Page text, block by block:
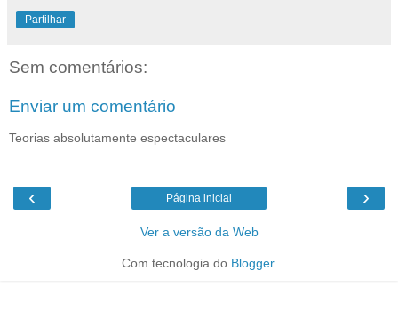
Partilhar
Sem comentários:
Enviar um comentário
Teorias absolutamente espectaculares
‹ ›
Página inicial
Ver a versão da Web
Com tecnologia do Blogger.